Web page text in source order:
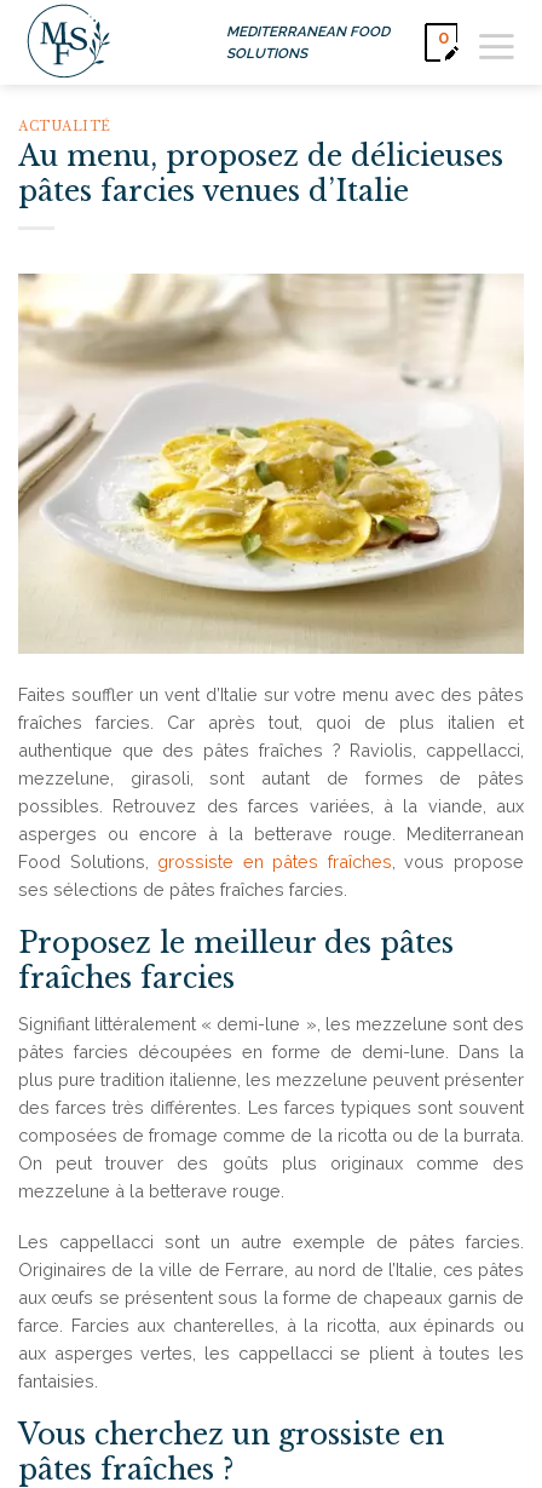
Passer
contenu
MEDITERRANEAN FOOD
SOLUTIONS
0
ACTUALITÉ
Au menu, proposez de délicieuses
pâtes farcies venues d’Italie
Faites souffler un vent d’Italie sur votre menu avec des pâtes
fraîches farcies. Car après tout, quoi de plus italien et
authentique que des pâtes fraîches ? Raviolis, cappellacci,
mezzelune, girasoli, sont autant de formes de pâtes
possibles. Retrouvez des farces variées, à la viande, aux
asperges ou encore à la betterave rouge. Mediterranean
Food Solutions, grossiste en pâtes fraîches , vous propose
ses sélections de pâtes fraîches farcies.
Proposez le meilleur des pâtes
fraîches farcies
Signifiant littéralement « demi-lune », les mezzelune sont des
pâtes farcies découpées en forme de demi-lune. Dans la
plus pure tradition italienne, les mezzelune peuvent présenter
des farces très différentes. Les farces typiques sont souvent
composées de fromage comme de la ricotta ou de la burrata.
On peut trouver des goûts plus originaux comme des
mezzelune à la betterave rouge.
Les cappellacci sont un autre exemple de pâtes farcies.
Originaires de la ville de Ferrare, au nord de l’Italie, ces pâtes
aux œufs se présentent sous la forme de chapeaux garnis de
farce. Farcies aux chanterelles, à la ricotta, aux épinards ou
aux asperges vertes, les cappellacci se plient à toutes les
fantaisies.
Vous cherchez un grossiste en
pâtes fraîches ?